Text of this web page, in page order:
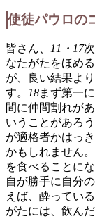
使徒パウロの
皆さん、 11・17
なたがたをほめ
が、良い結果よ
す。
18まず第一
間に仲間割れが
いうことがあろ
が適格者かはっ
かもしれません。
を食べることに
自が勝手に自分
えば、酔ってい
がたには、飲ん